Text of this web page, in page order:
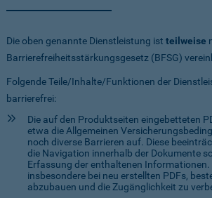
Die oben genannte Dienstleistung ist teilweise
Barrierefreiheitsstärkungsgesetz (BFSG)
Folgende Teile/Inhalte/Funktionen der
barrierefrei:
Die auf den Produktseiten eingebetteten
etwa die Allgemeinen
noch diverse Barrieren auf. Diese
die Navigation innerhalb der Dokumente
Erfassung der enthaltenen Informationen.
insbesondere bei neu erstellten PDFs,
abzubauen und die Zugänglichkeit zu